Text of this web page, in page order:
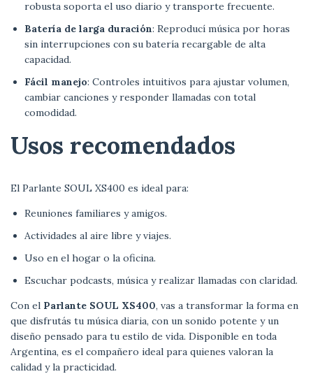
robusta soporta el uso diario y transporte frecuente.
Batería de larga duración: Reproducí música por horas
sin interrupciones con su batería recargable de alta
capacidad.
Fácil manejo: Controles intuitivos para ajustar volumen,
cambiar canciones y responder llamadas con total
comodidad.
Usos recomendados
El Parlante SOUL XS400 es ideal para:
Reuniones familiares y amigos.
Actividades al aire libre y viajes.
Uso en el hogar o la oficina.
Escuchar podcasts, música y realizar llamadas con claridad.
Con el Parlante SOUL XS400, vas a transformar la forma en
que disfrutás tu música diaria, con un sonido potente y un
diseño pensado para tu estilo de vida. Disponible en toda
Argentina, es el compañero ideal para quienes valoran la
calidad y la practicidad.